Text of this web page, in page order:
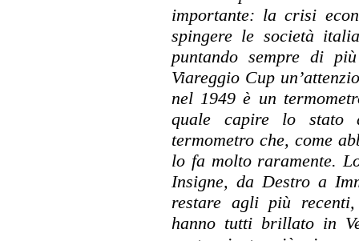
importante: la crisi
spingere le società
puntando sempre di
Viareggio Cup
nel 1949 è un
quale capire lo stato
termometro che, come
lo fa molto raramente.
Insigne, da Destro a
restare agli più
hanno tutti brillato in